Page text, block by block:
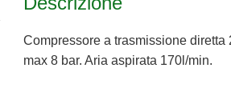
Compressore a trasmissione
max 8 bar. Aria aspirata 170l/min.